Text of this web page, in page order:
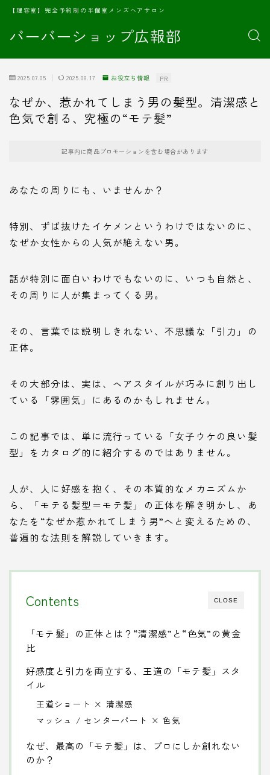
バーバーショップ広報部
【理容室】完全予約制の半個室メンズヘアサロン
2025.07.05 2025.08.17 お役立ち情報 PR
なぜか、惹かれてしまう男の髪型。清潔感と
色気で創る、究極の“モテ髪”
記事内に商品プロモーションを含む場合があります
あなたの周りにも、いませんか？
特別、ずば抜けたイケメンというわけではないのに、
なぜか女性からの人気が絶えない男。
話が特別に面白いわけでもないのに、いつも自然と、
その周りに人が集まってくる男。
その、言葉では説明しきれない、不思議な「引力」の
正体。
その大部分は、実は、ヘアスタイルが巧みに創り出し
ている「雰囲気」にあるのかもしれません。
この記事では、単に流行っている「女子ウケの良い髪
型」をカタログ的に紹介するのではありません。
人が、人に好感を抱く、その本質的なメカニズムか
ら、「モテる髪型＝モテ髪」の正体を解き明かし、あ
なたを“なぜか惹かれてしまう男”へと変えるための、
普遍的な法則を解説していきます。
CLOSE
Contents
「モテ髪」の正体とは？“清潔感”と“色気”の黄金
比
好感度と引力を両立する、王道の「モテ髪」スタ
イル
王道ショート × 清潔感
マッシュ / センターパート × 色気
なぜ、最高の「モテ髪」は、プロにしか創れない
のか？